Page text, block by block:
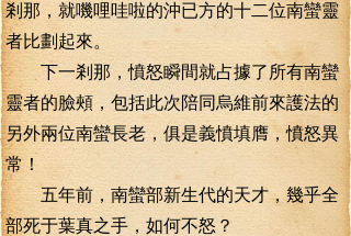
剎那，就嘰哩哇啦的沖已方的十二位南蠻靈
者比劃起來。
下一剎那，憤怒瞬間就占據了所有南蠻
靈者的臉頰，包括此次陪同烏維前來護法的
另外兩位南蠻長老，俱是義憤填膺，憤怒異
常！
五年前，南蠻部新生代的天才，幾乎全
部死于葉真之手，如何不怒？